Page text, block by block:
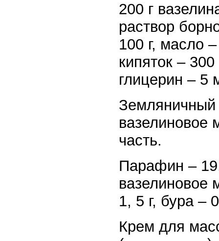
200 г
раствор
100 г, масло
кипяток –
глицерин – 5
Земляничный
вазелиновое
часть.
Парафин – 19,
вазелиновое
1, 5 г, бура –
Крем для